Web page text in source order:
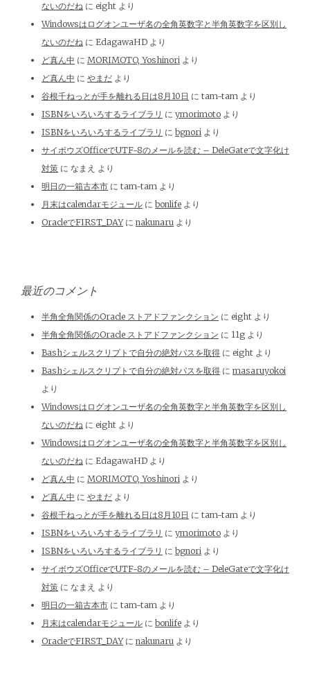
ないのだね に eight より
Windowsはログオンユーザ名の全角英数字と半角英数字を区別し
ないのだね に EdagawaHD より
ど真ん中 に MORIMOTO, Yoshinori より
ど真ん中 に やまだ より
谷根千ねっとが手を離れる日は8月10日 に tam-tam より
ISBNをいろいろするライブラリ に ymorimoto より
ISBNをいろいろするライブラリ に bgnori より
サイボウズOfficeでUTF-8のメールを読む – DeleGateで文字化け
対策 に なまえ より
明日の一箱古本市 に tam-tam より
月末はcalendarモジュール に bonlife より
OracleでFIRST_DAYに nakunaru より
最近のコメント
半角全角関係のOracle ストアドファンクション に eight より
半角全角関係のOracle ストアドファンクション に 11g より
Bashシェルスクリプトで自分の絶対パスを取得 に eight より
Bashシェルスクリプトで自分の絶対パスを取得 に masaruyokoi
より
Windowsはログオンユーザ名の全角英数字と半角英数字を区別し
ないのだね に eight より
Windowsはログオンユーザ名の全角英数字と半角英数字を区別し
ないのだね に EdagawaHD より
ど真ん中 に MORIMOTO, Yoshinori より
ど真ん中 に やまだ より
谷根千ねっとが手を離れる日は8月10日 に tam-tam より
ISBNをいろいろするライブラリ に ymorimoto より
ISBNをいろいろするライブラリ に bgnori より
サイボウズOfficeでUTF-8のメールを読む – DeleGateで文字化け
対策 に なまえ より
明日の一箱古本市 に tam-tam より
月末はcalendarモジュール に bonlife より
OracleでFIRST_DAYに nakunaru より